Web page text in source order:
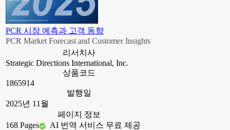
PCR 시장 예측과 고객 동향
PCR Market Forecast and Customer Insights
리서치사
Strategic Directions International, Inc.
상품코드
1865914
발행일
2025년 11월
페이지 정보
168 Pages
AI 번역 서비스 무료 제공